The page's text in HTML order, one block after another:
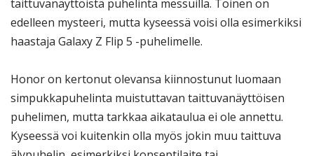
taittuvanäyttöistä puhelinta messuilla. Toinen on
edelleen mysteeri, mutta kyseessä voisi olla esimerkiksi
haastaja Galaxy Z Flip 5 -puhelimelle.
Honor on kertonut olevansa kiinnostunut luomaan
simpukkapuhelinta muistuttavan taittuvanäyttöisen
puhelimen, mutta tarkkaa aikataulua ei ole annettu.
Kyseessä voi kuitenkin olla myös jokin muu taittuva